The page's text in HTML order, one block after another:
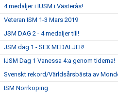
4 medaljer i IUSM i Västerås!
Veteran ISM 1-3 Mars 2019
JSM DAG 2 - 4 medaljer till!
JSM dag 1 - SEX MEDALJER!
IJSM Dag 1 Vanessa 4:a genom tiderna!
Svenskt rekord/Världsårsbästa av
ISM Norrköping